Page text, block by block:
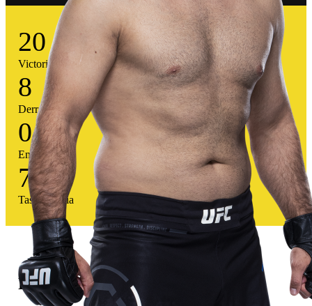
20
Victorias
8
Derrotas
0
Empates
71%
Tasa victoria
Perfil atlético